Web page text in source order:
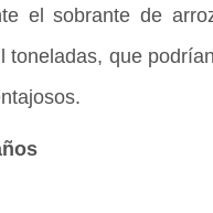
el sobrante de
toneladas, que